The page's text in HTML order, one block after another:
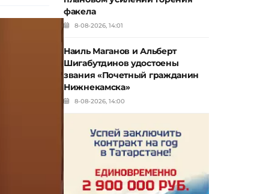
факела
8-08-2026, 14:01
Наиль Маганов и Альберт
Шигабутдинов удостоены
звания «Почетный гражданин
Нижнекамска»
8-08-2026, 14:00